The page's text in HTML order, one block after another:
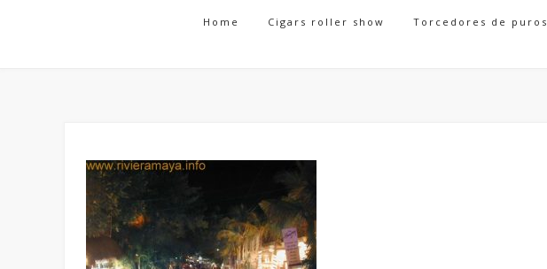
Home Cigars roller show Torcedores de puros